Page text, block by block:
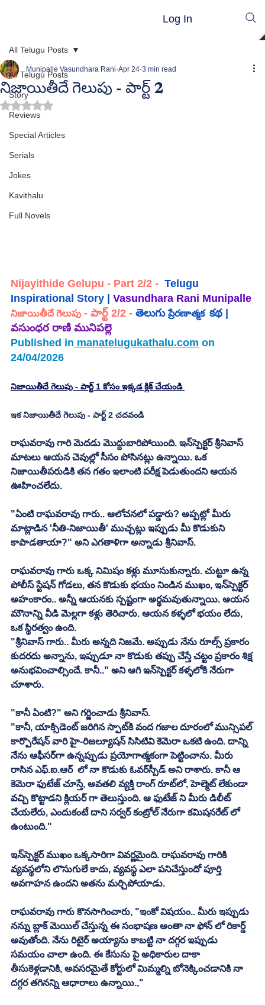
Log In
All Telugu Posts
Story
Reviews
Special Articles
Serials
Jokes
Kavithalu
Full Novels
All Telugu Posts
నిజాయితీదే గెలుపు - పార్ట్ 2
Munipalle Vasundhara Rani Apr 24 3 min read
Rated NaN out of 5 stars.
Nijayithide Gelupu - Part 2/2 - Telugu
Inspirational Story | Vasundhara Rani Munipalle
నిజాయితీదే గెలుపు - పార్ట్ 2/2 - తెలుగు ప్రేరణాత్మక కథ |
వసుంధర రాణి మునిపల్లె
Published in manatelugukathalu.com on
24/04/2026
నిజాయితీదే గెలుపు - పార్ట్ 1 కోసం ఇక్కడ క్లిక్ చేయండి
ఇక నిజాయితీదే గెలుపు - పార్ట్ 2 చదవండి
రాఘవరావు గారి మెదడు మొద్దుబారిపోయింది. ఇన్‌స్పెక్టర్ శ్రీనివాస్
మాటలు ఆయన చెవుల్లో సీసం పోసినట్లు ఉన్నాయి. ఒక
నిజాయితీపరుడికి తన గతం ఇలాంటి పరీక్ష పెడుతుందని ఆయన
ఊహించలేదు.
"ఏంటి రాఘవరావు గారు.. ఆలోచనలో పడ్డారు? అప్పట్లో మీరు
మాట్లాడిన 'నీతి-నిజాయితీ' ముచ్చట్లు ఇప్పుడు మీ కొడుకుని
కాపాడతాయా?" అని ఎగతాళిగా అన్నాడు శ్రీనివాస్.
రాఘవరావు గారు ఒక్క నిమిషం కళ్లు మూసుకున్నారు. చుట్టూ ఉన్న
పోలీస్ స్టేషన్ గోడలు, తన కొడుకు భయం నిండిన ముఖం, ఇన్‌స్పెక్టర్
అహంకారం.. అన్నీ ఆయనకు స్పష్టంగా అర్థమవుతున్నాయి. ఆయన
మౌనాన్ని వీడి మెల్లగా కళ్లు తెరిచారు. ఆయన కళ్ళలో భయం లేదు,
ఒక స్థిరత్వం ఉంది.
"శ్రీనివాస్ గారు.. మీరు అన్నది నిజమే. అప్పుడు నేను రూల్స్ ప్రకారం
కుదరదు అన్నాను, ఇప్పుడూ నా కొడుకు తప్పు చేస్తే చట్టం ప్రకారం శిక్ష
అనుభవించాల్సిందే. కానీ.." అని ఆగి ఇన్‌స్పెక్టర్ కళ్ళలోకి నేరుగా
చూశారు.
"కానీ ఏంటి?" అని గర్జించాడు శ్రీనివాస్.
"కానీ, యాక్సిడెంట్ జరిగిన స్పాట్‌కి వంద గజాల దూరంలో మున్సిపల్
కార్పొరేషన్ వారి హై-రిజల్యూషన్ సిసిటివి కెమెరా ఒకటి ఉంది. దాన్ని
నేను ఆఫీసర్‌గా ఉన్నప్పుడు ప్రయోగాత్మకంగా పెట్టించాను. మీరు
రాసిన ఎఫ్.ఐ.ఆర్  లో నా కొడుకు ఓవర్‌స్పీడ్ అని రాశారు. కానీ ఆ
కెమెరా ఫుటేజ్ చూస్తే, అవతలి వ్యక్తి రాంగ్ రూట్‌లో, హెల్మెట్ లేకుండా
వచ్చి కొట్టాడని క్లియర్ గా తెలుస్తుంది. ఆ ఫుటేజ్ ని మీరు డిలీట్
చేయలేరు, ఎందుకంటే దాని సర్వర్ కంట్రోల్ నేరుగా కమిషనరేట్ లో
ఉంటుంది."
ఇన్‌స్పెక్టర్ ముఖం ఒక్కసారిగా వివర్ణమైంది. రాఘవరావు గారికి
వ్యవస్థలోని లొసుగులే కాదు, వ్యవస్థ ఎలా పనిచేస్తుందో పూర్తి
అవగాహన ఉందని అతను మర్చిపోయాడు.
రాఘవరావు గారు కొనసాగించారు, "ఇంకో విషయం.. మీరు ఇప్పుడు
నన్ను బ్లాక్ మెయిల్ చేస్తున్న ఈ సంభాషణ అంతా నా ఫోన్ లో రికార్డ్
అవుతోంది. నేను రిటైర్ అయ్యాను కాబట్టి నా దగ్గర ఇప్పుడు
సమయం చాలా ఉంది. ఈ కేసును పై అధికారుల దాకా
తీసుకెళ్లడానికి, అవసరమైతే కోర్టులో మిమ్మల్ని బోనెక్కించడానికి నా
దగ్గర తగినన్ని ఆధారాలు ఉన్నాయి.,"